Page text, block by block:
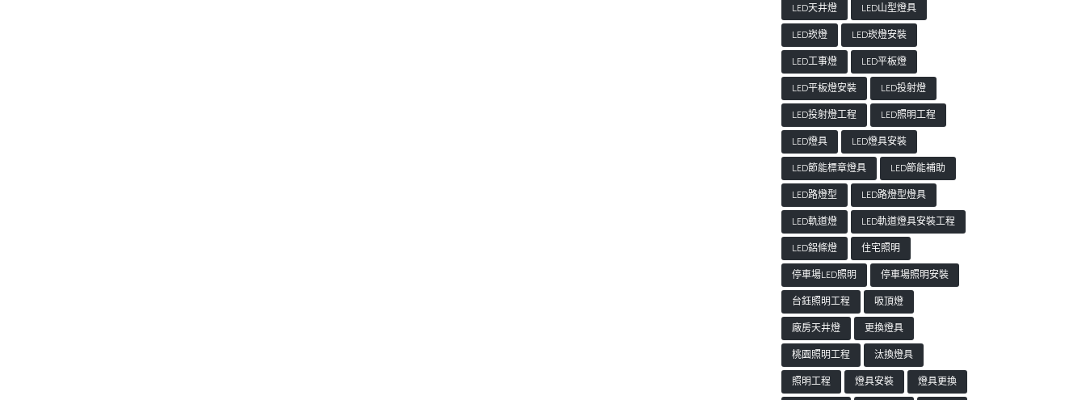
LED天井燈
LED山型燈具
LED崁燈
LED崁燈安裝
LED工事燈
LED平板燈
LED平板燈安裝
LED投射燈
LED投射燈工程
LED照明工程
LED燈具
LED燈具安裝
LED節能標章燈具
LED節能補助
LED路燈型
LED路燈型燈具
LED軌道燈
LED軌道燈具安裝工程
LED鋁條燈
住宅照明
停車場LED照明
停車場照明安裝
台鈺照明工程
吸頂燈
廠房天井燈
更換燈具
桃園照明工程
汰換燈具
照明工程
燈具安裝
燈具更換